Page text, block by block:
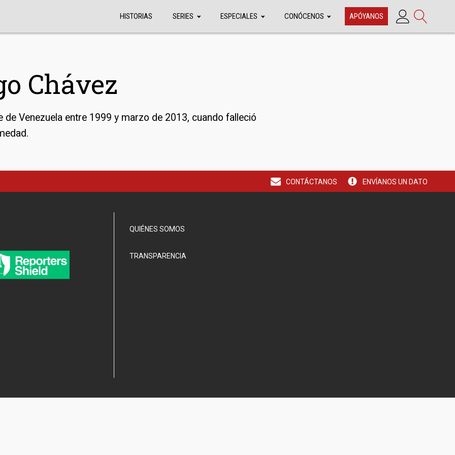
HISTORIAS SERIES ESPECIALES CONÓCENOS APÓYANOS
Chávez
de Venezuela entre 1999 y marzo de 2013, cuando falleció
CONTÁCTANOS ENVÍANOS UN DATO
QUIÉNES SOMOS
TRANSPARENCIA